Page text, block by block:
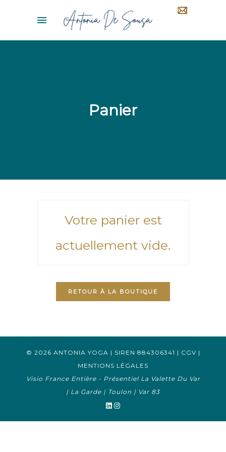
Panier
Votre panier est
actuellement vide.
RETOUR À LA BOUTIQUE
© 2026 ANTONIA YOGA | SIREN 884306341 | CGV |
MENTIONS LÉGALES
Visio France Entière - Présentiel La Valette Du Var
| La Garde | Toulon | Var 83
LinkedIn
Instagram